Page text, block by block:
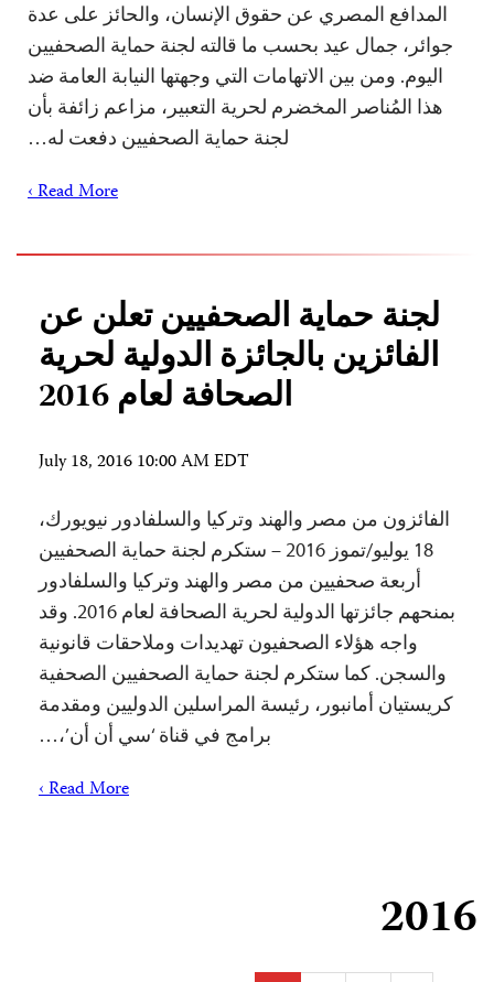
المدافع المصري عن حقوق الإنسان، والحائز على عدة
جوائر، جمال عيد بحسب ما قالته لجنة حماية الصحفيين
اليوم. ومن بين الاتهامات التي وجهتها النيابة العامة ضد
هذا المُناصر المخضرم لحرية التعبير، مزاعم زائفة بأن
لجنة حماية الصحفيين دفعت له…
Read More ›
لجنة حماية الصحفيين تعلن عن
الفائزين بالجائزة الدولية لحرية
الصحافة لعام 2016
July 18, 2016 10:00 AM EDT
الفائزون من مصر والهند وتركيا والسلفادور نيويورك،
18 يوليو/تموز 2016 – ستكرم لجنة حماية الصحفيين
أربعة صحفيين من مصر والهند وتركيا والسلفادور
بمنحهم جائزتها الدولية لحرية الصحافة لعام 2016. وقد
واجه هؤلاء الصحفيون تهديدات وملاحقات قانونية
والسجن. كما ستكرم لجنة حماية الصحفيين الصحفية
كريستيان أمانبور، رئيسة المراسلين الدوليين ومقدمة
برامج في قناة ‘سي أن أن’،…
Read More ›
2016